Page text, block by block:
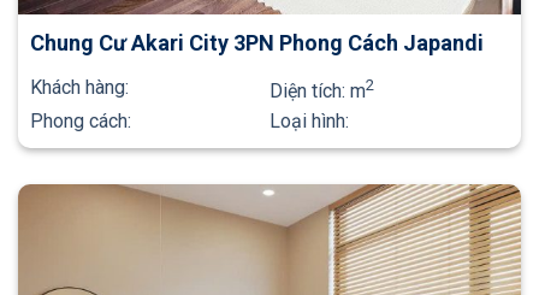
Chung Cư Akari City 3PN Phong Cách Japandi
Khách hàng: Diện tích: m2
Phong cách: Loại hình: